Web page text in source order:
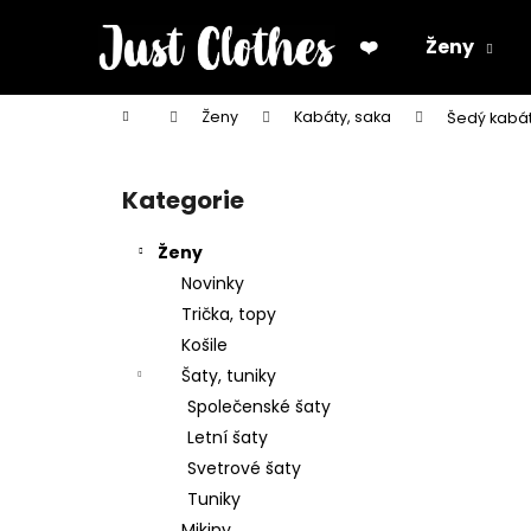
❤️ Ženy
Domů Ženy Kabáty, saka Šedý
Přeskočit
kategorie
Kategorie
Ženy
Novinky
Trička, topy
Košile
Šaty, tuniky
Společenské šaty
Letní šaty
Svetrové šaty
Tuniky
í
Zpět
do
Zpět
do